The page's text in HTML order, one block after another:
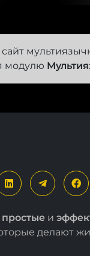
сайт
модулю
простые и
делают